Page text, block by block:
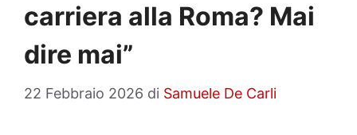
carriera alla Roma? Mai
dire mai”
22 Febbraio 2026 di Samuele De Carli